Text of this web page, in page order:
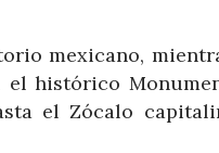
mexicano,
histórico
el Zócalo